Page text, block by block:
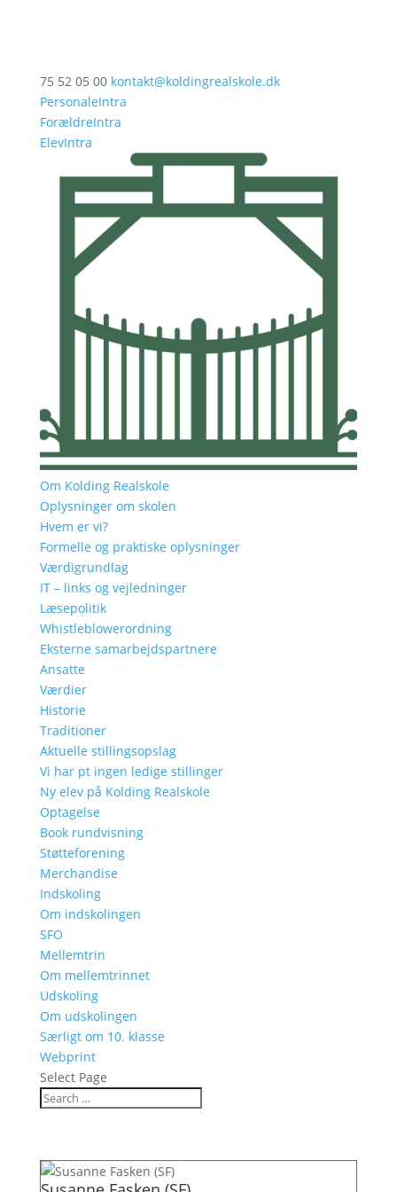
75 52 05 00 kontakt@koldingrealskole.dk
PersonaleIntra
ForældreIntra
ElevIntra
Om Kolding Realskole
Oplysninger om skolen
Hvem er vi?
Formelle og praktiske oplysninger
Værdigrundlag
IT – links og vejledninger
Læsepolitik
Whistleblowerordning
Eksterne samarbejdspartnere
Ansatte
Værdier
Historie
Traditioner
Aktuelle stillingsopslag
Vi har pt ingen ledige stillinger
Ny elev på Kolding Realskole
Optagelse
Book rundvisning
Støtteforening
Merchandise
Indskoling
Om indskolingen
SFO
Mellemtrin
Om mellemtrinnet
Udskoling
Om udskolingen
Særligt om 10. klasse
Webprint
Select Page